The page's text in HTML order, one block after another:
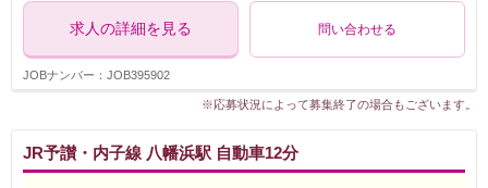
求人の詳細を見る 問い合わせる
JOBナンバー：JOB395902
※応募状況によって募集終了の場合もございます。
JR予讃・内子線 八幡浜駅 自動車12分